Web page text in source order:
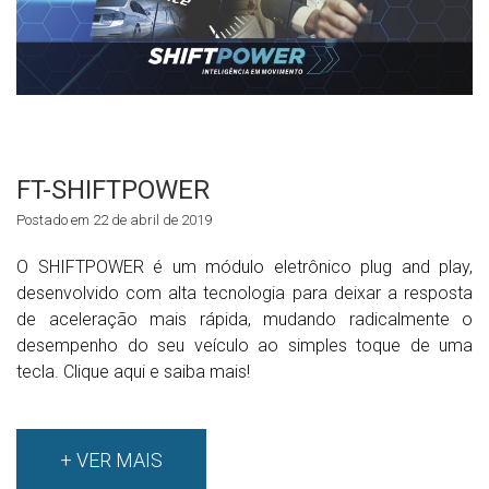
FT-SHIFTPOWER
Postado em 22 de abril de 2019
O SHIFTPOWER é um módulo eletrônico plug and play,
desenvolvido com alta tecnologia para deixar a resposta
de aceleração mais rápida, mudando radicalmente o
desempenho do seu veículo ao simples toque de uma
tecla. Clique aqui e saiba mais!
+ VER MAIS